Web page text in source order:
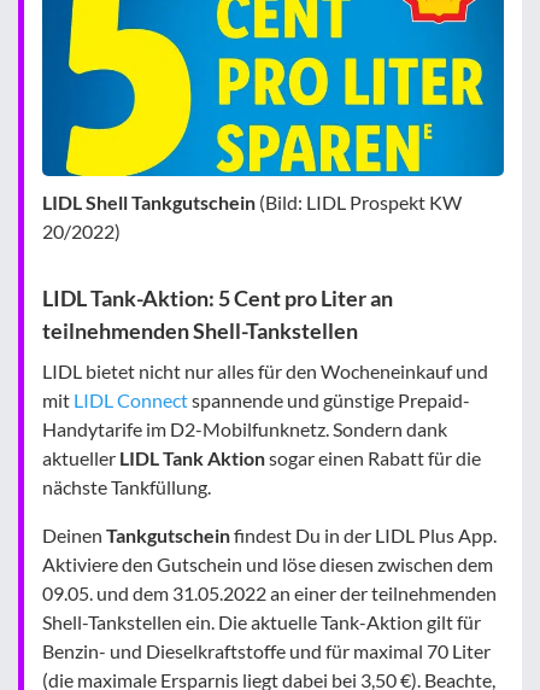
LIDL Shell Tankgutschein (Bild: LIDL Prospekt KW
20/2022)
LIDL Tank-Aktion: 5 Cent pro Liter an
teilnehmenden Shell-Tankstellen
LIDL bietet nicht nur alles für den Wocheneinkauf und
mit LIDL Connectspannende und günstige Prepaid-
Handytarife im D2-Mobilfunknetz. Sondern dank
aktueller LIDL Tank Aktionsogar einen Rabatt für die
nächste Tankfüllung.
Deinen Tankgutscheinfindest Du in der LIDL Plus App.
Aktiviere den Gutschein und löse diesen zwischen dem
09.05. und dem 31.05.2022 an einer der teilnehmenden
Shell-Tankstellen ein. Die aktuelle Tank-Aktion gilt für
Benzin- und Dieselkraftstoffe und für maximal 70 Liter
(die maximale Ersparnis liegt dabei bei 3,50 €). Beachte,